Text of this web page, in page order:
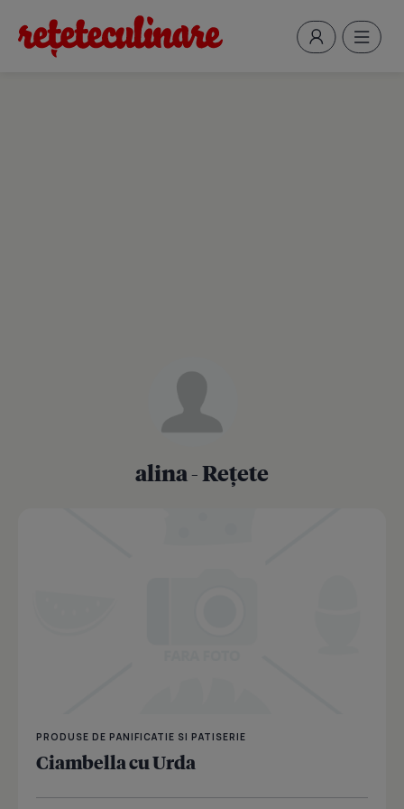
alina - Rețete
PRODUSE DE PANIFICATIE SI PATISERIE
Ciambella cu Urda